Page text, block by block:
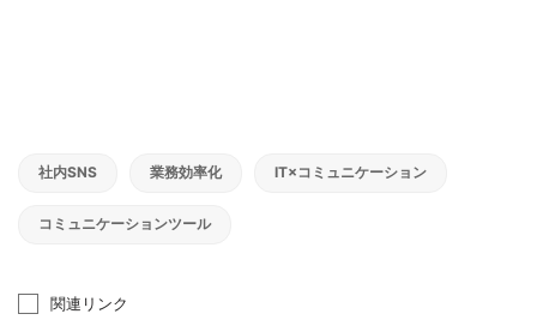
社内SNS 業務効率化 IT×コミュニケーション
コミュニケーションツール
関連リンク